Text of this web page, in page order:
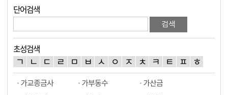
단어검색
검색
초성검색
ㄱ ㄴ ㄷ ㄹ ㅁ ㅂ ㅅ ㅇ ㅈ ㅊ ㅋ ㅌ ㅍ ㅎ
가교종금사 가부동수
가산금